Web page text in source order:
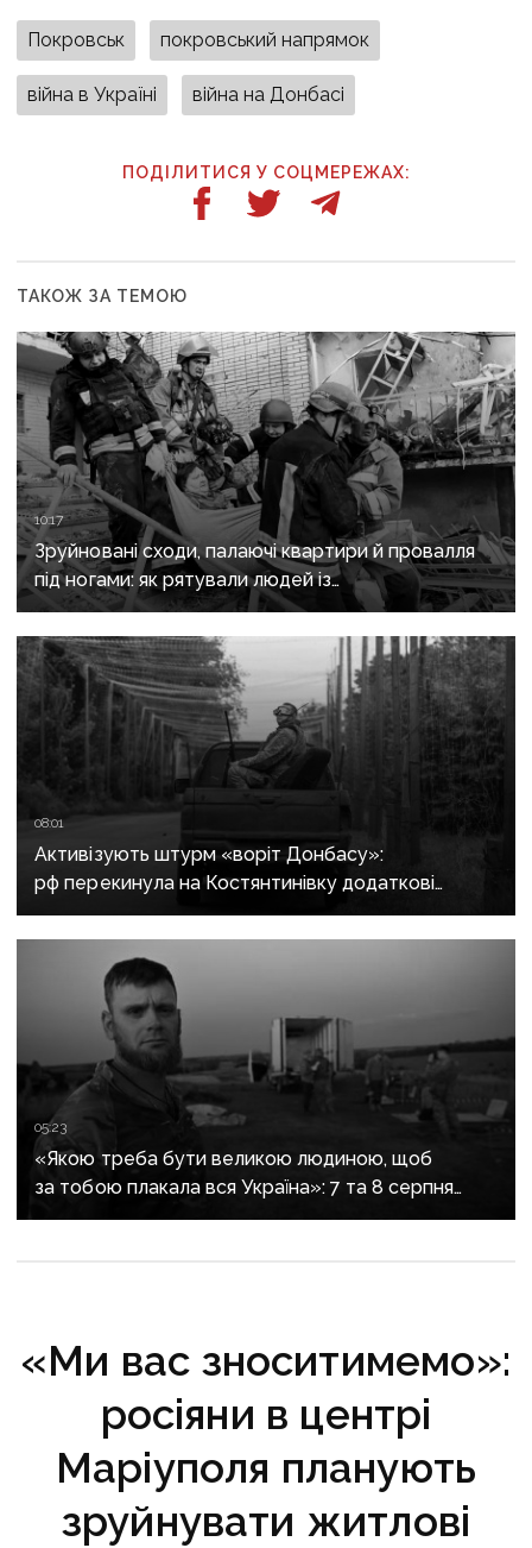
Покровськ покровський напрямок
війна в Україні війна на Донбасі
ПОДІЛИТИСЯ У СОЦМЕРЕЖАХ:
ТАКОЖ ЗА ТЕМОЮ
10:17
Зруйновані сходи, палаючі квартири й провалля
під ногами: як рятували людей із
багатоповерхівки в Краматорську
08:01
Активізують штурм «воріт Донбасу»:
рф перекинула на Костянтинівку додаткові
підрозділи й поновила атаки тритонними
авіабомбами
05:23
«Якою треба бути великою людиною, щоб
за тобою плакала вся Україна»: 7 та 8 серпня
прощаються із засновником організації
«Ми вас зноситимемо»:
росіяни в центрі
Маріуполя планують
зруйнувати житлові